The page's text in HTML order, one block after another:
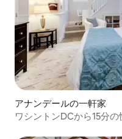
アナンデールの一軒家
ワシントンDCから15分